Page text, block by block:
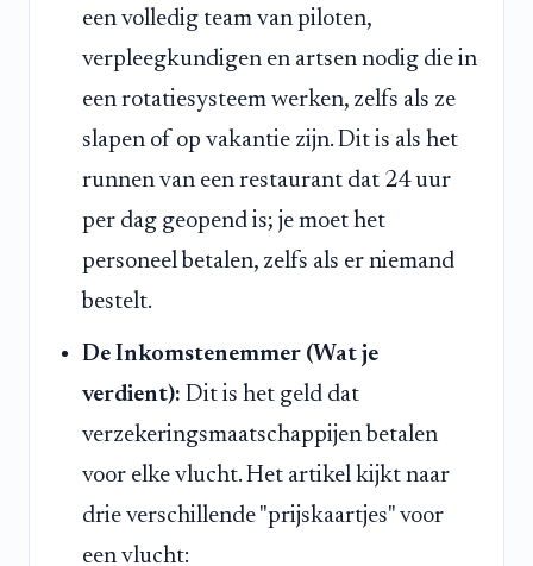
een volledig team van piloten,
verpleegkundigen en artsen nodig die in
een rotatiesysteem werken, zelfs als ze
slapen of op vakantie zijn. Dit is als het
runnen van een restaurant dat 24 uur
per dag geopend is; je moet het
personeel betalen, zelfs als er niemand
bestelt.
De Inkomstenemmer (Wat je
verdient): Dit is het geld dat
verzekeringsmaatschappijen betalen
voor elke vlucht. Het artikel kijkt naar
drie verschillende "prijskaartjes" voor
een vlucht: